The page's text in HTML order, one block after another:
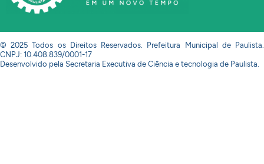
© 2025 Todos os Direitos Reservados. Prefeitura Municipal de Paulista.
CNPJ: 10.408.839/0001-17
Desenvolvido pela Secretaria Executiva de Ciência e tecnologia de Paulista.